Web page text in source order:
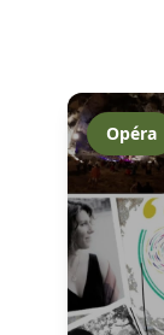
Opéra